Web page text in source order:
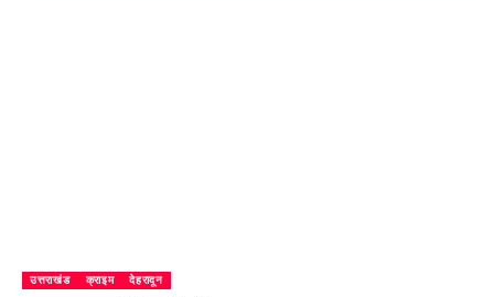
उत्तराखंड क्राइम देहरादून